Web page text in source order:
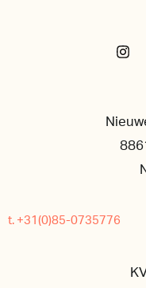
t. +31(0)85-0735776